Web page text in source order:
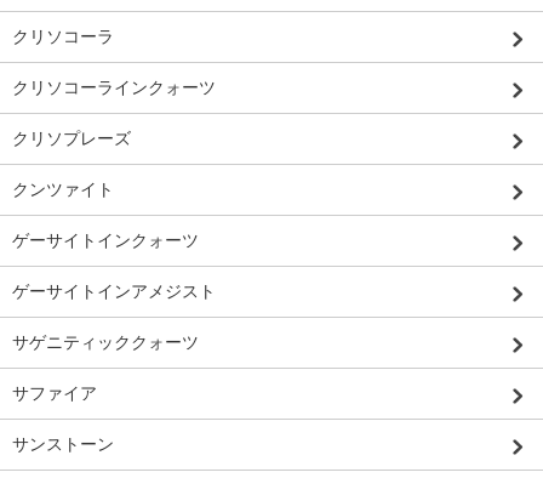
クリソコーラ
クリソコーラインクォーツ
クリソプレーズ
クンツァイト
ゲーサイトインクォーツ
ゲーサイトインアメジスト
サゲニティッククォーツ
サファイア
サンストーン